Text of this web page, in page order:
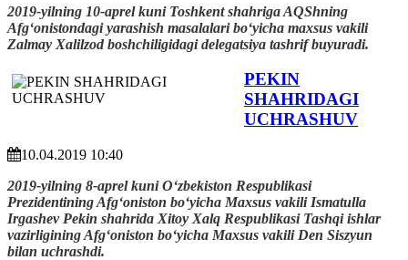
2019-yilning 10-aprel kuni Toshkent shahriga AQShning
Afgʻonistondagi yarashish masalalari boʻyicha maxsus vakili
Zalmay Xalilzod boshchiligidagi delegatsiya tashrif buyuradi.
PEKIN
SHAHRIDAGI
UCHRASHUV
10.04.2019 10:40
2019-yilning 8-aprel kuni O‘zbekiston Respublikasi
Prezidentining Afg‘oniston bo‘yicha Maxsus vakili Ismatulla
Irgashev Pekin shahrida Xitoy Xalq Respublikasi Tashqi ishlar
vazirligining Afg‘oniston bo‘yicha Maxsus vakili Den Siszyun
bilan uchrashdi.